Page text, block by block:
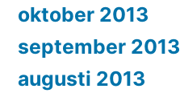
oktober 2013
september 2013
augusti 2013